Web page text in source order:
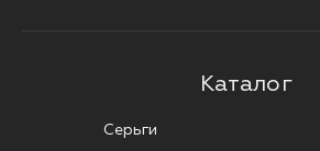
Каталог
Серьги